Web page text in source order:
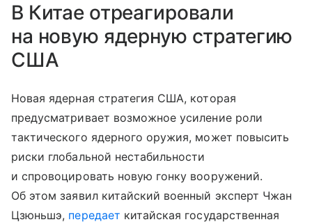
В Китае отреагировали
на новую ядерную стратегию
США
Новая ядерная стратегия США, которая
предусматривает возможное усиление роли
тактического ядерного оружия, может повысить
риски глобальной нестабильности
и спровоцировать новую гонку вооружений.
Об этом заявил китайский военный эксперт Чжан
Цзюньшэ, передает китайская государственная